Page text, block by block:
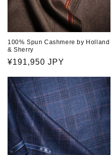
100% Spun Cashmere by Holland
& Sherry
通
価
格
¥191,950 JPY